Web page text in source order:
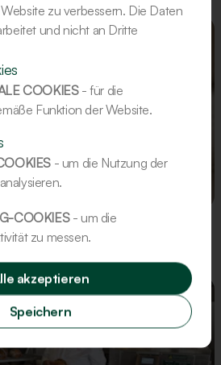
Figuren
zu verbessern. Die Daten
und nicht an Dritte
COOKIES- für die
Funktion der Website.
- um die Nutzung der
COOKIES- um die
zu messen.
Speichern
akzeptieren